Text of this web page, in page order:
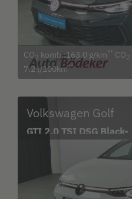
CO2 komb.:163.0 g/km** CO2
7.2 l/100km**
Volkswagen Golf
GTI 2.0 TSI DSG Black-
Style Bluetooth Navi